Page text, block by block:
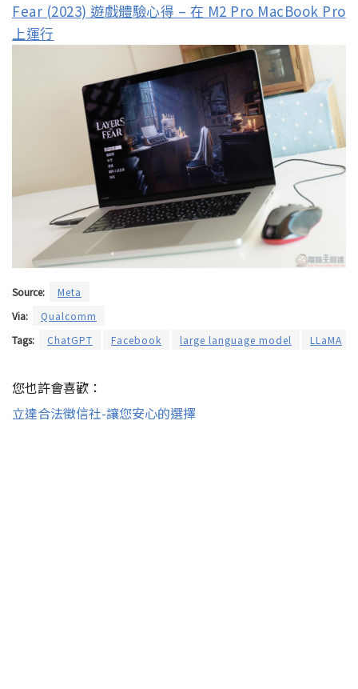
Fear (2023) 遊戲體驗心得 – 在 M2 Pro MacBook Pro
上運行
Source:
Meta
Via:
Qualcomm
Tags:
ChatGPT Facebook large language model LLaMA
您也許會喜歡：
立達合法徵信社-讓您安心的選擇